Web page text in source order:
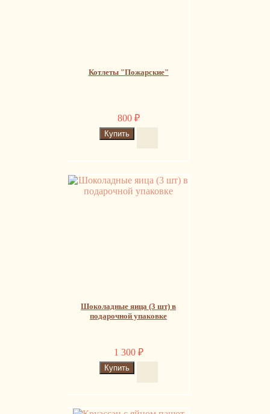
Котлеты "Пожарские"
800 ₽
Шоколадные яица (3 шт) в
подарочной упаковке
1 300 ₽